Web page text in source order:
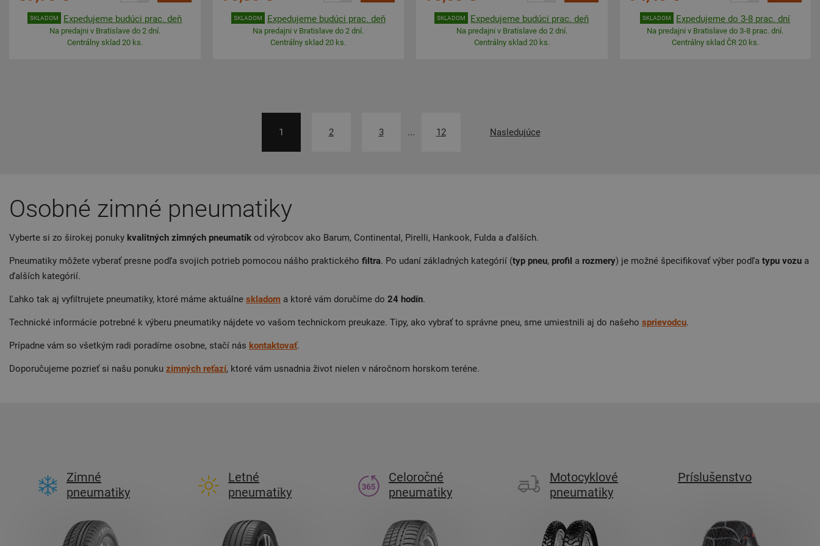
SKLADOM Expedujeme budúci prac. deň
Na predajni v Bratislave do 2 dní.
Centrálny sklad 20 ks.
SKLADOM Expedujeme budúci prac. deň
Na predajni v Bratislave do 2 dní.
Centrálny sklad 20 ks.
SKLADOM Expedujeme budúci prac. deň
Na predajni v Bratislave do 2 dní.
Centrálny sklad 20 ks.
SKLADOM Expedujeme do 3-8 prac. dní
Na predajni v Bratislave do 3-8 prac. dní.
Centrálny sklad ČR 20 ks.
1 2 3 ... 12 Nasledujúce
Osobné zimné pneumatiky
Vyberte si zo širokej ponuky kvalitných zimných pneumatík od výrobcov ako Barum, Continental, Pirelli, Hankook, Fulda a ďalších.
Pneumatiky môžete vyberať presne podľa svojich potrieb pomocou nášho praktického filtra. Po udaní základných kategórií (typ pneu, profil a rozmery) je možné špecifikovať výber podľa typu vozu a
ďalších kategórií.
Ľahko tak aj vyfiltrujete pneumatiky, ktoré máme aktuálne skladom a ktoré vám doručíme do 24 hodín.
Technické informácie potrebné k výberu pneumatiky nájdete vo vašom technickom preukaze. Tipy, ako vybrať to správne pneu, sme umiestnili aj do našeho sprievodcu.
Prípadne vám so všetkým radi poradíme osobne, stačí nás kontaktovať.
Doporučujeme pozrieť si našu ponuku zimných reťazí, ktoré vám usnadnia život nielen v náročnom horskom teréne.
Zimné
pneumatiky
Letné
pneumatiky
Celoročné
pneumatiky
Motocyklové
pneumatiky
Príslušenstvo